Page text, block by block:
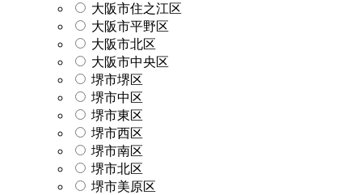
大阪市住之江区
大阪市平野区
大阪市北区
大阪市中央区
堺市堺区
堺市中区
堺市東区
堺市西区
堺市南区
堺市北区
堺市美原区